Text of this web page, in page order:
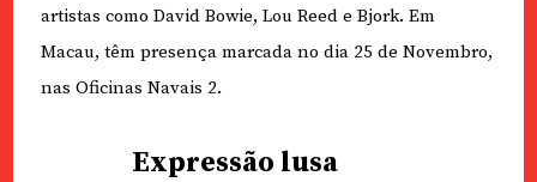
artistas como David Bowie, Lou Reed e Bjork. Em
Macau, têm presença marcada no dia 25 de Novembro,
nas Oficinas Navais 2.
Expressão lusa